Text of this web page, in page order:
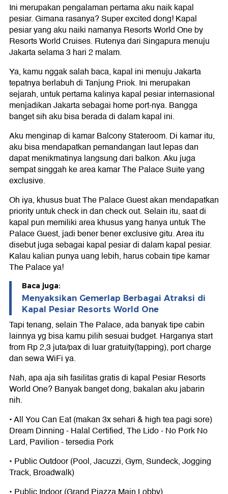
Ini merupakan pengalaman pertama aku naik kapal
pesiar. Gimana rasanya? Super excited dong! Kapal
pesiar yang aku naiki namanya Resorts World One by
Resorts World Cruises. Rutenya dari Singapura menuju
Jakarta selama 3 hari 2 malam.
Ya, kamu nggak salah baca, kapal ini menuju Jakarta
tepatnya berlabuh di Tanjung Priok. Ini merupakan
sejarah, untuk pertama kalinya kapal pesiar internasional
menjadikan Jakarta sebagai home port-nya. Bangga
banget sih aku bisa berada di dalam kapal ini.
Aku menginap di kamar Balcony Stateroom. Di kamar itu,
aku bisa mendapatkan pemandangan laut lepas dan
dapat menikmatinya langsung dari balkon. Aku juga
sempat singgah ke area kamar The Palace Suite yang
exclusive.
Oh iya, khusus buat The Palace Guest akan mendapatkan
priority untuk check in dan check out. Selain itu, saat di
kapal pun memiliki area khusus yang hanya untuk The
Palace Guest, jadi bener bener exclusive gitu. Area itu
disebut juga sebagai kapal pesiar di dalam kapal pesiar.
Kalau kalian punya uang lebih, harus cobain tipe kamar
The Palace ya!
Baca juga:
Menyaksikan Gemerlap Berbagai Atraksi di
Kapal Pesiar Resorts World One
Tapi tenang, selain The Palace, ada banyak tipe cabin
lainnya yg bisa kamu pilih sesuai budget. Harganya start
from Rp 2,3 juta/pax di luar gratuity(tapping), port charge
dan sewa WiFi ya.
Nah, apa aja sih fasilitas gratis di kapal Pesiar Resorts
World One? Banyak banget dong, bakalan aku jabarin
nih.
• All You Can Eat (makan 3x sehari & high tea pagi sore)
Dream Dinning - Halal Certified, The Lido - No Pork No
Lard, Pavilion - tersedia Pork
• Public Outdoor (Pool, Jacuzzi, Gym, Sundeck, Jogging
Track, Broadwalk)